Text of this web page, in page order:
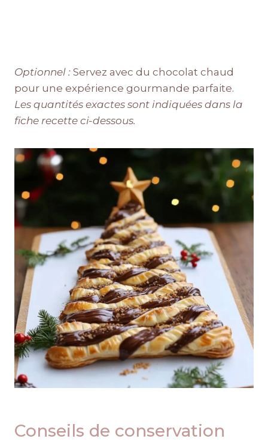
Optionnel : Servez avec du chocolat chaud
pour une expérience gourmande parfaite.
Les quantités exactes sont indiquées dans la
fiche recette ci-dessous.
Conseils de conservation